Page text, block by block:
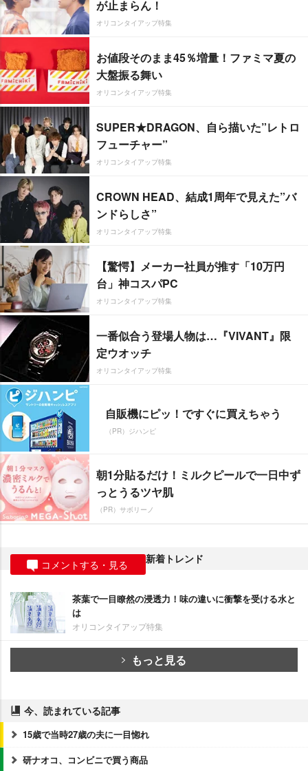
が止まらん！
オリコンタイアップ特集
お値段そのまま45％増量！ファミマ夏の
大盤振る舞い
オリコンタイアップ特集
SUPER★DRAGON、自ら描いた”レトロ
フューチャー”
オリコンタイアップ特集
CROWN HEAD、結成1周年で見えた”バ
ンドらしさ”
オリコンタイアップ特集
【驚愕】メーカー社員が推す「10万円
台」神コスパPC
オリコンタイアップ特集
一番似合う登場人物は…『VIVANT』限
定ウオッチ
オリコンタイアップ特集
自販機にピッ！ですぐに買えちゃう
（PR）ジハンピ
朝1分貼るだけ！ミルクピールで一日中ず
っとうるツヤ肌
（PR）サボリーノ
コメントする・見る 新着トレンド
茶葉で一目瞭然の浸透力！味の違いに衝撃を受ける水と
は
オリコンタイアップ特集
もっと見る
今、読まれている記事
15歳で当時27歳の夫に一目惚れ
研ナオコ、コンビニで買う商品